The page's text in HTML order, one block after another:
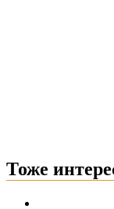
Тоже